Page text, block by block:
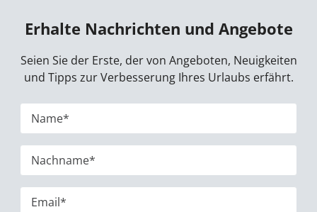
Erhalte Nachrichten und Angebote
Seien Sie der Erste, der von Angeboten, Neuigkeiten
und Tipps zur Verbesserung Ihres Urlaubs erfährt.